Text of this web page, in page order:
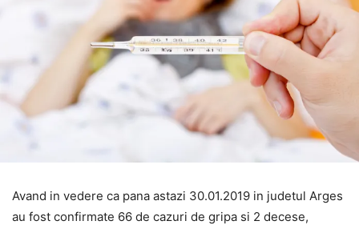
Avand in vedere ca pana astazi 30.01.2019 in judetul Arges
au fost confirmate 66 de cazuri de gripa si 2 decese,